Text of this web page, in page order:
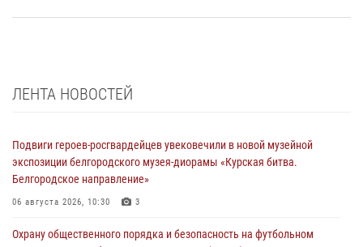
ЛЕНТА НОВОСТЕЙ
Подвиги героев‑росгвардейцев увековечили в новой музейной
экспозиции белгородского музея‑диорамы «Курская битва.
Белгородское направление»
06 августа 2026, 10:30 3
Охрану общественного порядка и безопасность на футбольном